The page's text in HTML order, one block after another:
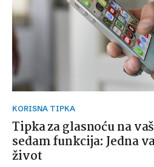
KORISNA TIPKA
Tipka za glasnoću na
sedam funkcija: Jedna
život